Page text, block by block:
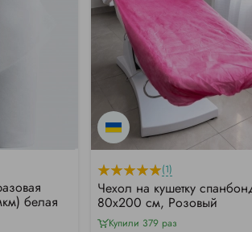
белая
(1)
Чехол на кушетку
80х200 см, Розовый
Купили 379 раз